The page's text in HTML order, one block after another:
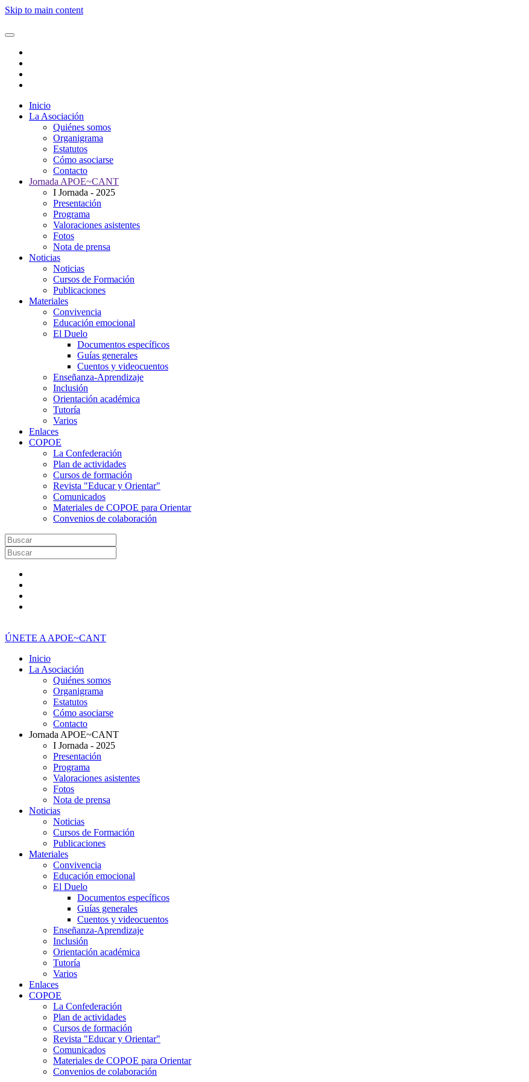
Skip to main content
Inicio
La Asociación
Quiénes somos
Organigrama
Estatutos
Cómo asociarse
Contacto
Jornada APOE~CANT
I Jornada - 2025
Presentación
Programa
Valoraciones asistentes
Fotos
Nota de prensa
Noticias
Noticias
Cursos de Formación
Publicaciones
Materiales
Convivencia
Educación emocional
El Duelo
Documentos específicos
Guías generales
Cuentos y videocuentos
Enseñanza-Aprendizaje
Inclusión
Orientación académica
Tutoría
Varios
Enlaces
COPOE
La Confederación
Plan de actividades
Cursos de formación
Revista "Educar y Orientar"
Comunicados
Materiales de COPOE para Orientar
Convenios de colaboración
ÚNETE A APOE~CANT
Inicio
La Asociación
Quiénes somos
Organigrama
Estatutos
Cómo asociarse
Contacto
Jornada APOE~CANT
I Jornada - 2025
Presentación
Programa
Valoraciones asistentes
Fotos
Nota de prensa
Noticias
Noticias
Cursos de Formación
Publicaciones
Materiales
Convivencia
Educación emocional
El Duelo
Documentos específicos
Guías generales
Cuentos y videocuentos
Enseñanza-Aprendizaje
Inclusión
Orientación académica
Tutoría
Varios
Enlaces
COPOE
La Confederación
Plan de actividades
Cursos de formación
Revista "Educar y Orientar"
Comunicados
Materiales de COPOE para Orientar
Convenios de colaboración